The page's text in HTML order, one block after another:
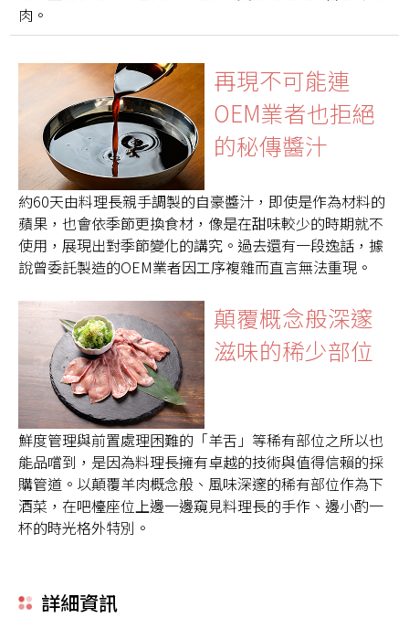
肉。
再現不可能連
OEM業者也拒絕
的秘傳醬汁
約60天由料理長親手調製的自豪醬汁，即使是作為材料的
蘋果，也會依季節更換食材，像是在甜味較少的時期就不
使用，展現出對季節變化的講究。過去還有一段逸話，據
說曾委託製造的OEM業者因工序複雜而直言無法重現。
顛覆概念般深邃
滋味的稀少部位
鮮度管理與前置處理困難的「羊舌」等稀有部位之所以也
能品嚐到，是因為料理長擁有卓越的技術與值得信賴的採
購管道。以顛覆羊肉概念般、風味深邃的稀有部位作為下
酒菜，在吧檯座位上邊一邊窺見料理長的手作、邊小酌一
杯的時光格外特別。
詳細資訊